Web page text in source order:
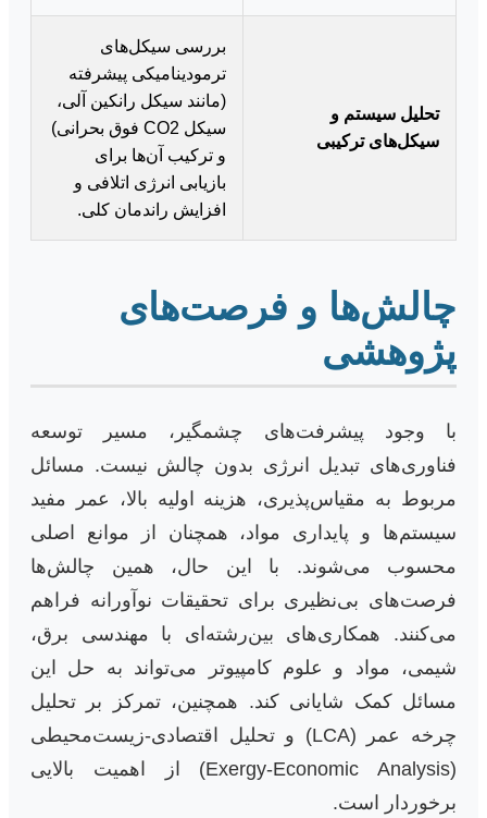
تحلیل سیستم و
سیکل‌های ترکیبی
بررسی سیکل‌های
ترمودینامیکی پیشرفته
(مانند سیکل رانکین آلی،
سیکل CO2 فوق بحرانی)
و ترکیب آن‌ها برای
بازیابی انرژی اتلافی و
افزایش راندمان کلی.
چالش‌ها و فرصت‌های
پژوهشی
با وجود پیشرفت‌های چشمگیر، مسیر توسعه
فناوری‌های تبدیل انرژی بدون چالش نیست. مسائل
مربوط به مقیاس‌پذیری، هزینه اولیه بالا، عمر مفید
سیستم‌ها و پایداری مواد، همچنان از موانع اصلی
محسوب می‌شوند. با این حال، همین چالش‌ها
فرصت‌های بی‌نظیری برای تحقیقات نوآورانه فراهم
می‌کنند. همکاری‌های بین‌رشته‌ای با مهندسی برق،
شیمی، مواد و علوم کامپیوتر می‌تواند به حل این
مسائل کمک شایانی کند. همچنین، تمرکز بر تحلیل
چرخه عمر (LCA) و تحلیل اقتصادی-زیست‌محیطی
(Exergy-Economic Analysis) از اهمیت بالایی
برخوردار است.